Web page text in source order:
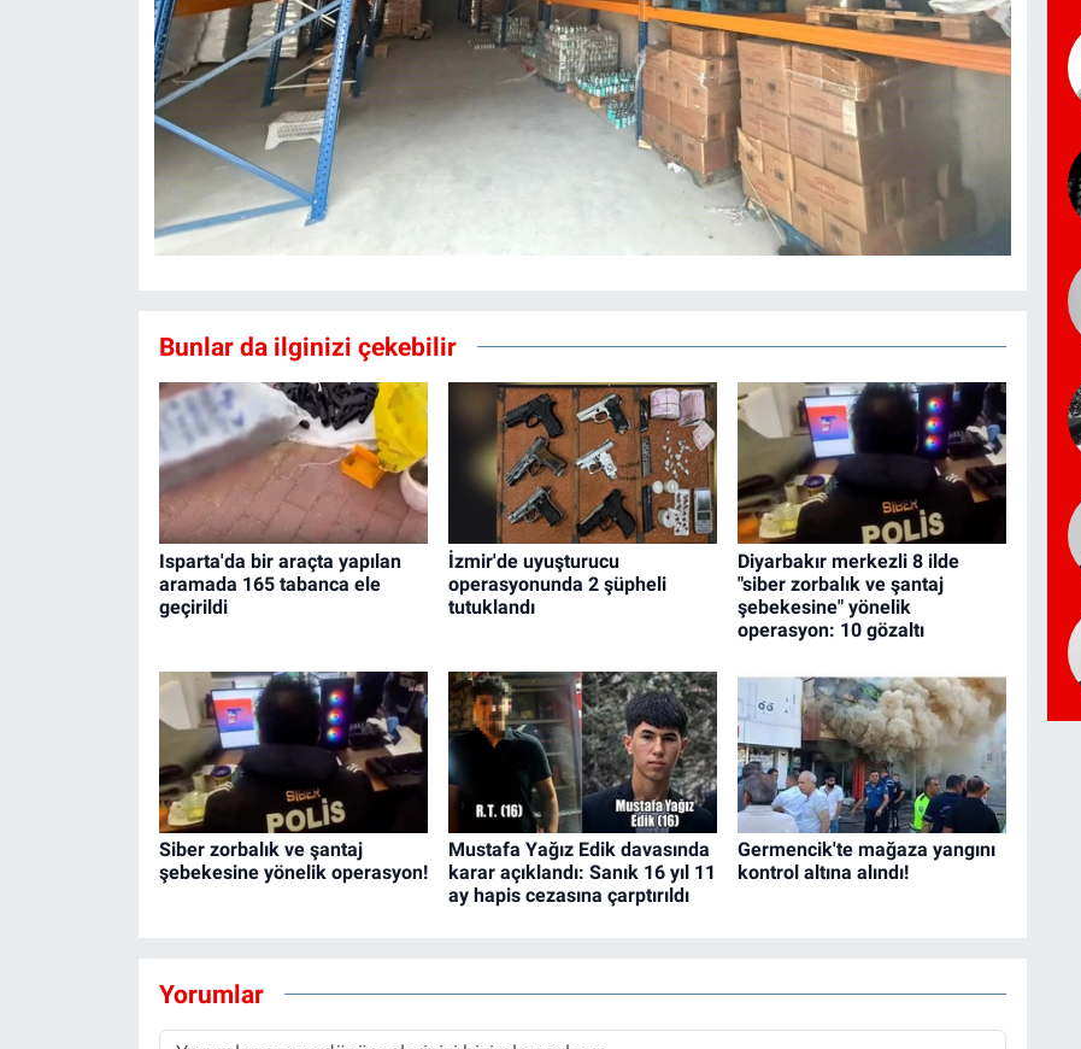
Bunlar da ilginizi çekebilir
Isparta'da bir araçta yapılan
aramada 165 tabanca ele
geçirildi
İzmir'de uyuşturucu
operasyonunda 2 şüpheli
tutuklandı
Diyarbakır merkezli 8 ilde
"siber zorbalık ve şantaj
şebekesine" yönelik
operasyon: 10 gözaltı
Siber zorbalık ve şantaj
şebekesine yönelik operasyon!
Mustafa Yağız Edik davasında
karar açıklandı: Sanık 16 yıl 11
ay hapis cezasına çarptırıldı
Germencik'te mağaza yangını
kontrol altına alındı!
Yorumlar